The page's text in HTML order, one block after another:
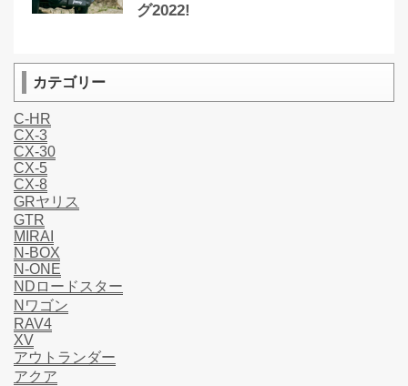
グ2022!
カテゴリー
C-HR
CX-3
CX-30
CX-5
CX-8
GRヤリス
GTR
MIRAI
N-BOX
N-ONE
NDロードスター
Nワゴン
RAV4
XV
アウトランダー
アクア